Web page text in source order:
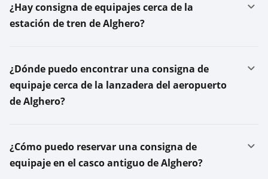
¿Hay consigna de equipajes cerca de la
estación de tren de Alghero?
¿Dónde puedo encontrar una consigna de
equipaje cerca de la lanzadera del aeropuerto
de Alghero?
¿Cómo puedo reservar una consigna de
equipaje en el casco antiguo de Alghero?